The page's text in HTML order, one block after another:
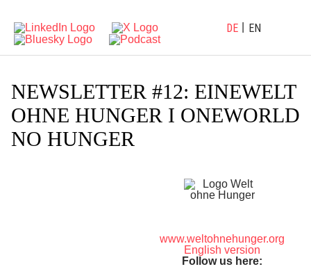
DE EN
NEWSLETTER #12: EINEWELT
OHNE HUNGER I ONEWORLD
NO HUNGER
www.weltohnehunger.org
English version
Follow us here: